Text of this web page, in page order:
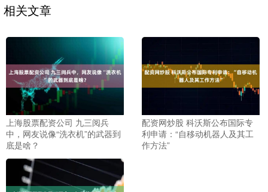
相关文章
上海股票配资公司 九三阅兵
中，网友说像“洗衣机”的武器到
底是啥？
配资网炒股 科沃斯公布国际专
利申请：“自移动机器人及其工
作方法”